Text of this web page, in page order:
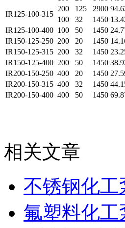
IR125-100-315
200 125 2900
100
32 1450
IR125-100-400 100 50 1450
IR150-125-250 200 20 1450
IR150-125-315 200 32 1450
IR150-125-400 200 50 1450
IR200-150-250 400 20 1450
IR200-150-315 400 32 1450
IR200-150-400 400 50 1450
相关文章
不锈钢化工
氟塑料化工